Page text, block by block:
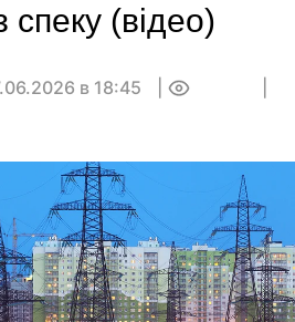
спеку (відео)
в 18:45